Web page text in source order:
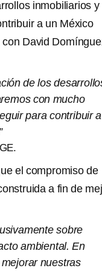
inmobiliarios y
a un México
David
de los
con mucho
para contribuir a
el compromiso de
a fin de
sobre
ambiental. En
nuestras